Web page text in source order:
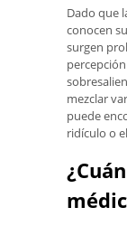
Dado que
conocen
surgen
mezclar
puede
ridículo o